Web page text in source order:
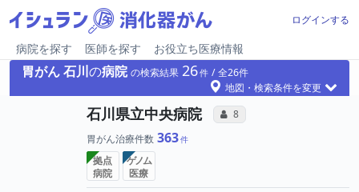
ログインする
病院を探す 医師を探す お役立ち医療情報
胃がん石川の病院 の検索結果 26 26
地図・検索条件を変更
石川県立中央病院 コミュニケーション・タイプ
8 所属医師へのコミ
胃がん治療件数 363
拠点
病院
ゲノム
医療